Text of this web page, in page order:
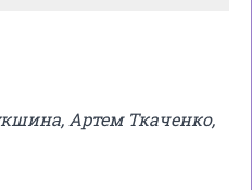
Артем Ткаченко,